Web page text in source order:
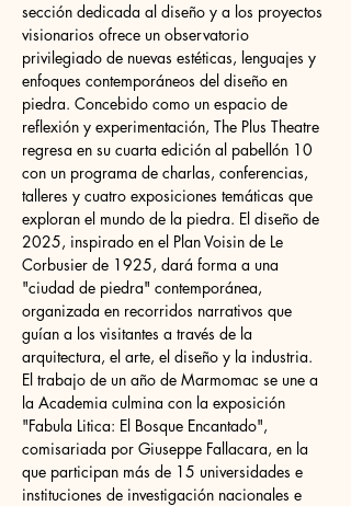
sección dedicada al diseño y a los proyectos
visionarios ofrece un observatorio
privilegiado de nuevas estéticas, lenguajes y
enfoques contemporáneos del diseño en
piedra. Concebido como un espacio de
reflexión y experimentación, The Plus Theatre
regresa en su cuarta edición al pabellón 10
con un programa de charlas, conferencias,
talleres y cuatro exposiciones temáticas que
exploran el mundo de la piedra. El diseño de
2025, inspirado en el Plan Voisin de Le
Corbusier de 1925, dará forma a una
"ciudad de piedra" contemporánea,
organizada en recorridos narrativos que
guían a los visitantes a través de la
arquitectura, el arte, el diseño y la industria.
El trabajo de un año de Marmomac se une a
la Academia culmina con la exposición
"Fabula Litica: El Bosque Encantado",
comisariada por Giuseppe Fallacara, en la
que participan más de 15 universidades e
instituciones de investigación nacionales e